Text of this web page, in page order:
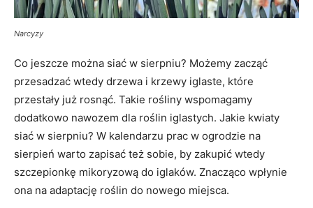
Narcyzy
Co jeszcze można siać w sierpniu? Możemy zacząć
przesadzać wtedy drzewa i krzewy iglaste, które
przestały już rosnąć. Takie rośliny wspomagamy
dodatkowo nawozem dla roślin iglastych. Jakie kwiaty
siać w sierpniu? W kalendarzu prac w ogrodzie na
sierpień warto zapisać też sobie, by zakupić wtedy
szczepionkę mikoryzową do iglaków. Znacząco wpłynie
ona na adaptację roślin do nowego miejsca.